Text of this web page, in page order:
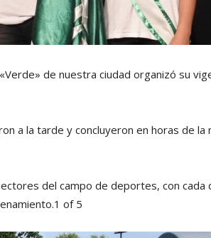
de nuestra ciudad organizó su
a la tarde y concluyeron en horas de la
del campo de deportes, con cada
of 5